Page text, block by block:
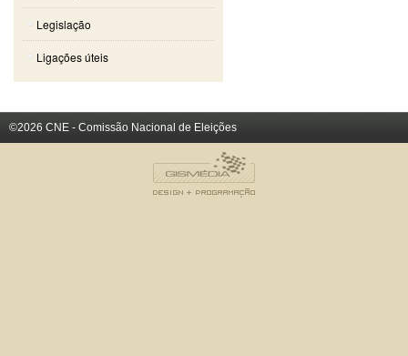
Legislação
Ligações úteis
©2026 CNE - Comissão Nacional de Eleições